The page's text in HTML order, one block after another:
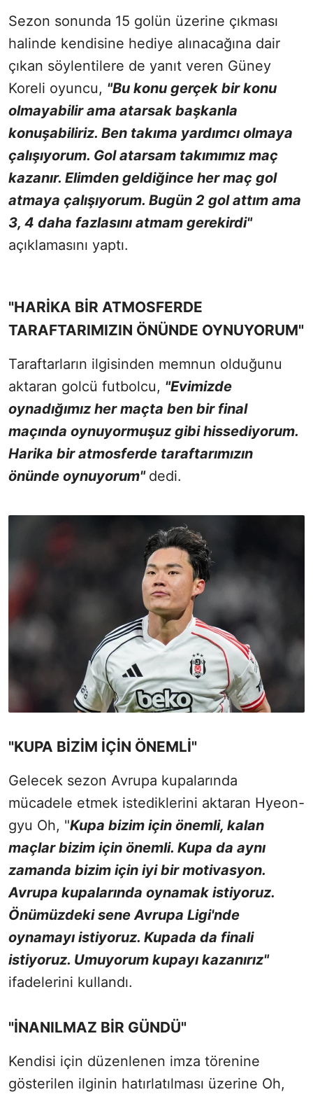
Sezon sonunda 15 golün üzerine çıkması
halinde kendisine hediye alınacağına dair
çıkan söylentilere de yanıt veren Güney
Koreli oyuncu, "Bu konu gerçek bir konu
olmayabilir ama atarsak başkanla
konuşabiliriz. Ben takıma yardımcı olmaya
çalışıyorum. Gol atarsam takımımız maç
kazanır. Elimden geldiğince her maç gol
atmaya çalışıyorum. Bugün 2 gol attım ama
3, 4 daha fazlasını atmam gerekirdi"
açıklamasını yaptı.
"HARİKA BİR ATMOSFERDE
TARAFTARIMIZIN ÖNÜNDE OYNUYORUM"
Taraftarların ilgisinden memnun olduğunu
aktaran golcü futbolcu, "Evimizde
oynadığımız her maçta ben bir final
maçında oynuyormuşuz gibi hissediyorum.
Harika bir atmosferde taraftarımızın
önünde oynuyorum" dedi.
"KUPA BİZİM İÇİN ÖNEMLİ"
Gelecek sezon Avrupa kupalarında
mücadele etmek istediklerini aktaran Hyeon-
gyu Oh, "Kupa bizim için önemli, kalan
maçlar bizim için önemli. Kupa da aynı
zamanda bizim için iyi bir motivasyon.
Avrupa kupalarında oynamak istiyoruz.
Önümüzdeki sene Avrupa Ligi'nde
oynamayı istiyoruz. Kupada da finali
istiyoruz. Umuyorum kupayı kazanırız"
ifadelerini kullandı.
"İNANILMAZ BİR GÜNDÜ"
Kendisi için düzenlenen imza törenine
gösterilen ilginin hatırlatılması üzerine Oh,